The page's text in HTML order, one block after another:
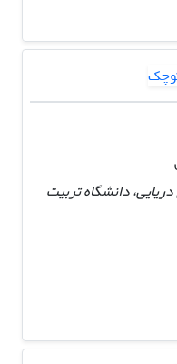
دانشگاه تربیت